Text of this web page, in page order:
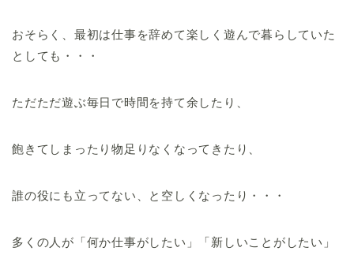
おそらく、最初は仕事を辞めて楽しく遊んで暮らしていた
としても・・・
ただただ遊ぶ毎日で時間を持て余したり、
飽きてしまったり物足りなくなってきたり、
誰の役にも立ってない、と空しくなったり・・・
多くの人が「何か仕事がしたい」「新しいことがしたい」